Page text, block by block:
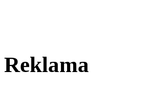
Reklama